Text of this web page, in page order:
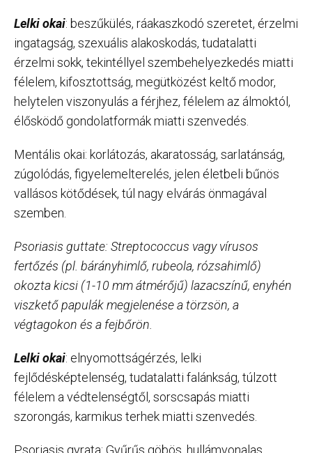
Lelki okai: beszűkülés, ráakaszkodó szeretet, érzelmi
ingatagság, szexuális alakoskodás, tudatalatti
érzelmi sokk, tekintéllyel szembehelyezkedés miatti
félelem, kifosztottság, megütközést keltő modor,
helytelen viszonyulás a férjhez, félelem az álmoktól,
élősködő gondolatformák miatti szenvedés.
Mentális okai: korlátozás, akaratosság, sarlatánság,
zúgolódás, figyelemelterelés, jelen életbeli bűnös
vallásos kötődések, túl nagy elvárás önmagával
szemben.
Psoriasis guttate: Streptococcus vagy vírusos
fertőzés (pl. bárányhimlő, rubeola, rózsahimlő)
okozta kicsi (1-10 mm átmérőjű) lazacszínű, enyhén
viszkető papulák megjelenése a törzsön, a
végtagokon és a fejbőrön.
Lelki okai: elnyomottságérzés, lelki
fejlődésképtelenség, tudatalatti falánkság, túlzott
félelem a védtelenségtől, sorscsapás miatti
szorongás, karmikus terhek miatti szenvedés.